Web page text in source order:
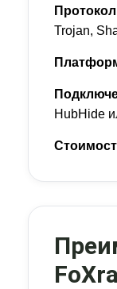
Trojan,
HubHide